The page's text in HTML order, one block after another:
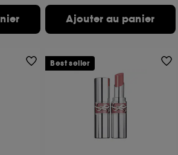
Ajouter au panier
Best seller